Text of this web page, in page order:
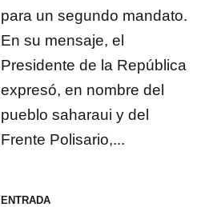
para un segundo mandato.
En su mensaje, el
Presidente de la República
expresó, en nombre del
pueblo saharaui y del
Frente Polisario,...
ENTRADA